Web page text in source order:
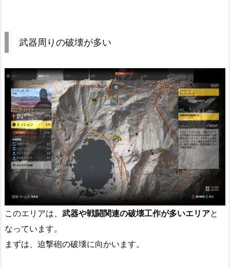
武器周りの破壊が多い
このエリアは、 武器や戦闘関連の破壊工作が多いエリアと
なっています。
まずは、迫撃砲の破壊に向かいます。